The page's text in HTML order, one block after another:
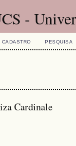
-
CADASTRO PESQUISA
Cardinale